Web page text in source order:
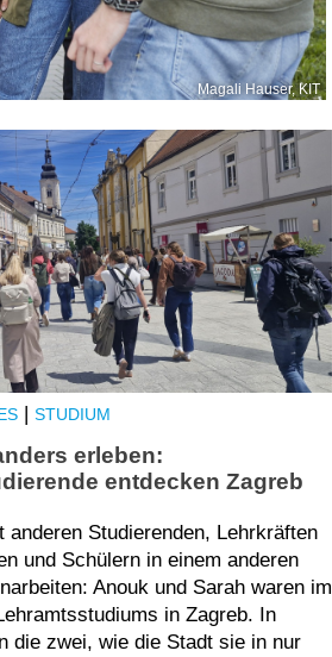
Magali Hauser, KIT
| STUDIUM
erleben:
entdecken Zagreb
anderen Studierenden, Lehrkräften
und Schülern in einem anderen
Anouk und Sarah waren im
in Zagreb. In
die zwei, wie die Stadt sie in nur